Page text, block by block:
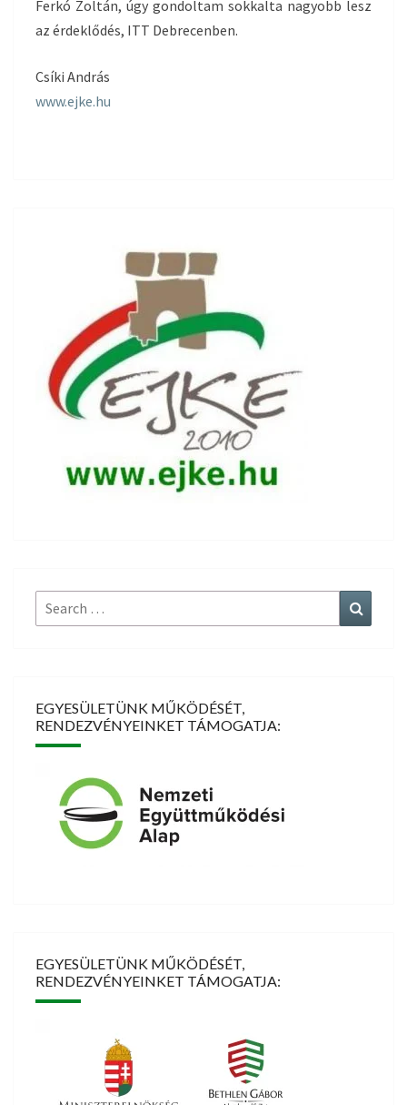
Ferkó Zoltán, úgy gondoltam sokkalta nagyobb lesz
az érdeklődés, ITT Debrecenben.
Csíki András
www.ejke.hu
Search
for:
EGYESÜLETÜNK MŰKÖDÉSÉT,
RENDEZVÉNYEINKET TÁMOGATJA:
EGYESÜLETÜNK MŰKÖDÉSÉT,
RENDEZVÉNYEINKET TÁMOGATJA: